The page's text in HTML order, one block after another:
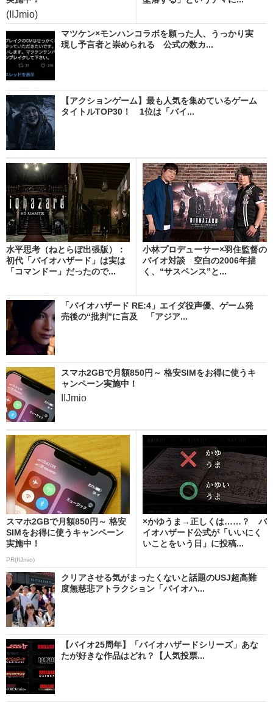
(IIJmio)
マツケン×モンハンコラボを願った人、うっかり実
現し予言者と崇められる 公式の数カ...
【アクションゲーム】最も人気を集めているゲーム
タイトルTOP30！ 1位は「バイ...
水平思考（ねとらぼ出張版）：
初代「バイオハザード」は実は
「コマンドー」だったので...
小林プロデューサー×羽住監督の
バイオ対談 空白の2006年描
く、“サスペンス”と...
「バイオハザード RE:4」エイダ役声優、ゲーム発
売後の“批判”に言及 「アジア...
スマホ2GBで月額850円～ 格安SIMをお得に使うキ
ャンペーン実施中！
IIJmio
スマホ2GBで月額850円～ 格安
SIMをお得に使うキャンペーン
実施中！
PR(IIJmio)
×かゆうま→正しくは……？ バ
イオハザード公式が「いいにく
いことをいう日」に投稿...
クリアさせる気がまったくないと話題のUSJ超高難
度無慈悲アトラクション「バイオハ...
【バイオ25周年】「バイオハザードシリーズ」あな
たが好きな作品はどれ？【人気投票...